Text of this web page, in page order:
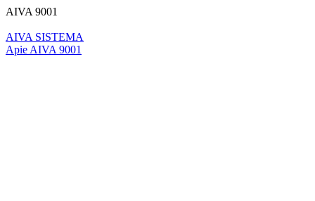
AIVA 9001
AIVA SISTEMA
Apie AIVA 9001